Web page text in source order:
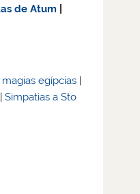
de Atum
egípcias |
|Simpatias a Sto